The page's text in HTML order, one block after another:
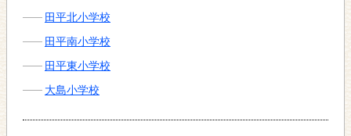
田平北小学校
田平南小学校
田平東小学校
大島小学校